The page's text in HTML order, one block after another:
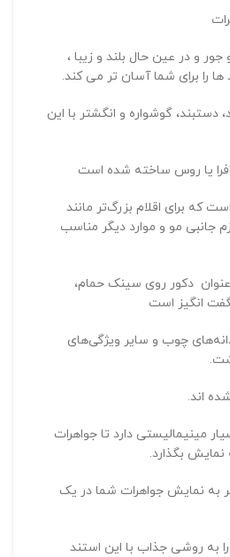
و در عین حال بلند و زیبا ،
ها را برای شما آسان تر می کند.
دستبند، گوشواره و انگشتر با این
یا روس ساخته شده است
که برای اقلام بزرگ‌تر مانند
جانبی مو و موارد دیگر مناسب
دکور روی سینک حمام،
انگیز است
چوب و سایر ویژگی‌های
اند.
مینیمالیستی دارد تا جواهرات
نمایش بگذارد.
به نمایش جواهرات شما در یک
به روشی جذاب با این استند